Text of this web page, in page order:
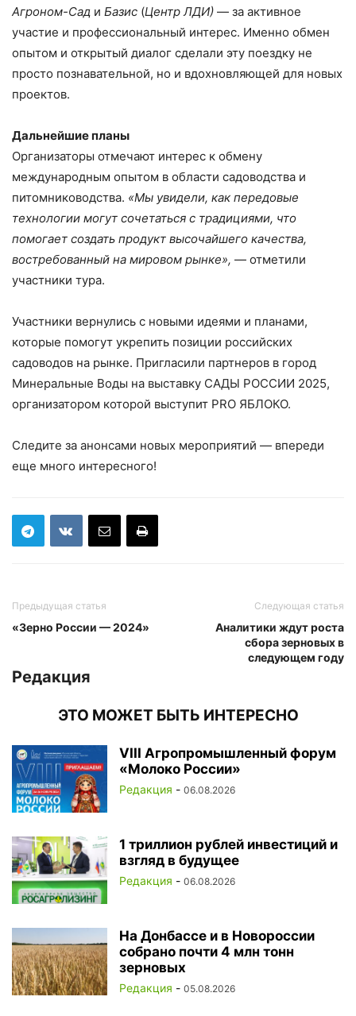
Агроном-Сад и Базис (Центр ЛДИ) — за активное
участие и профессиональный интерес. Именно обмен
опытом и открытый диалог сделали эту поездку не
просто познавательной, но и вдохновляющей для новых
проектов.
Дальнейшие планы
Организаторы отмечают интерес к обмену
международным опытом в области садоводства и
питомниководства. «Мы увидели, как передовые
технологии могут сочетаться с традициями, что
помогает создать продукт высочайшего качества,
востребованный на мировом рынке», — отметили
участники тура.
Участники вернулись с новыми идеями и планами,
которые помогут укрепить позиции российских
садоводов на рынке. Пригласили партнеров в город
Минеральные Воды на выставку САДЫ РОССИИ 2025,
организатором которой выступит PRO ЯБЛОКО.
Следите за анонсами новых мероприятий — впереди
еще много интересного!
Предыдущая статья
«Зерно России — 2024»
Следующая статья
Аналитики ждут роста
сбора зерновых в
следующем году
Редакция
ЭТО МОЖЕТ БЫТЬ ИНТЕРЕСНО
VIII Агропромышленный форум
«Молоко России»
Редакция - 06.08.2026
1 триллион рублей инвестиций и
взгляд в будущее
Редакция - 06.08.2026
На Донбассе и в Новороссии
собрано почти 4 млн тонн
зерновых
Редакция - 05.08.2026